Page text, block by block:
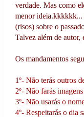
verdade. Mas como
menor ideia.kkkkkk...
(risos) sobre o
Talvez além de autor,
Os mandamentos
1º- Não terás outros
2º- Não farás
3º- Não usarás o
4º- Respeitarás o dia